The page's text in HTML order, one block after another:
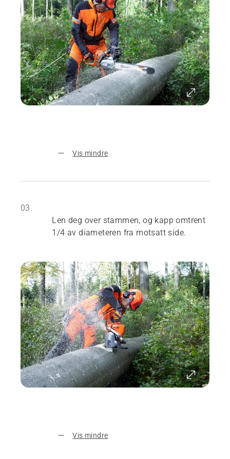
Vis mindre
03.
Len deg over stammen, og kapp omtrent
1/4 av diameteren fra motsatt side.
Vis mindre